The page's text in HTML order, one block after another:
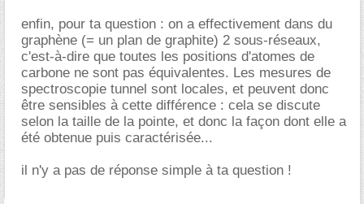
enfin, pour ta question : on a effectivement dans du
graphène (= un plan de graphite) 2 sous-réseaux,
c'est-à-dire que toutes les positions d'atomes de
carbone ne sont pas équivalentes. Les mesures de
spectroscopie tunnel sont locales, et peuvent donc
être sensibles à cette différence : cela se discute
selon la taille de la pointe, et donc la façon dont elle a
été obtenue puis caractérisée...
il n'y a pas de réponse simple à ta question !